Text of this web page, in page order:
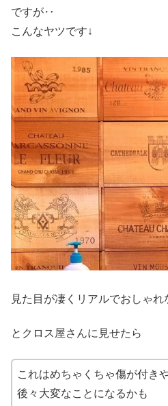
ですが‥
こんなヤツです↓
見た目が凄くリアルでおしゃれ
とクロス屋さんに見せたら
これはめちゃくちゃ傷が付き
後々大変なことになるかも